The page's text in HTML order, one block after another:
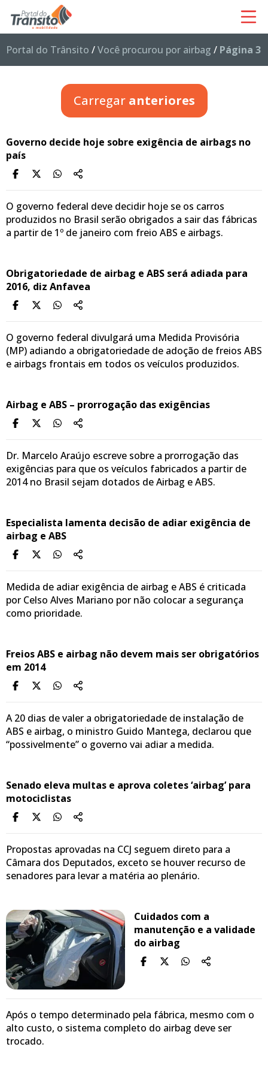
Portal do Trânsito /Você procurou por airbag / Página 3
Carregar anteriores
Governo decide hoje sobre exigência de airbags no
país
O governo federal deve decidir hoje se os carros
produzidos no Brasil serão obrigados a sair das fábricas
a partir de 1º de janeiro com freio ABS e airbags.
Obrigatoriedade de airbag e ABS será adiada para
2016, diz Anfavea
O governo federal divulgará uma Medida Provisória
(MP) adiando a obrigatoriedade de adoção de freios ABS
e airbags frontais em todos os veículos produzidos.
Airbag e ABS – prorrogação das exigências
Dr. Marcelo Araújo escreve sobre a prorrogação das
exigências para que os veículos fabricados a partir de
2014 no Brasil sejam dotados de Airbag e ABS.
Especialista lamenta decisão de adiar exigência de
airbag e ABS
Medida de adiar exigência de airbag e ABS é criticada
por Celso Alves Mariano por não colocar a segurança
como prioridade.
Freios ABS e airbag não devem mais ser obrigatórios
em 2014
A 20 dias de valer a obrigatoriedade de instalação de
ABS e airbag, o ministro Guido Mantega, declarou que
“possivelmente” o governo vai adiar a medida.
Senado eleva multas e aprova coletes ‘airbag’ para
motociclistas
Propostas aprovadas na CCJ seguem direto para a
Câmara dos Deputados, exceto se houver recurso de
senadores para levar a matéria ao plenário.
Cuidados com a
manutenção e a validade
do airbag
Após o tempo determinado pela fábrica, mesmo com o
alto custo, o sistema completo do airbag deve ser
trocado.